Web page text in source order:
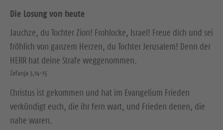
Die Losung von heute
Jauchze, du Tochter Zion! Frohlocke, Israel! Freue dich und sei
fröhlich von ganzem Herzen, du Tochter Jerusalem! Denn der
HERR hat deine Strafe weggenommen.
Zefanja 3,14-15
Christus ist gekommen und hat im Evangelium Frieden
verkündigt euch, die ihr fern wart, und Frieden denen, die
nahe waren.